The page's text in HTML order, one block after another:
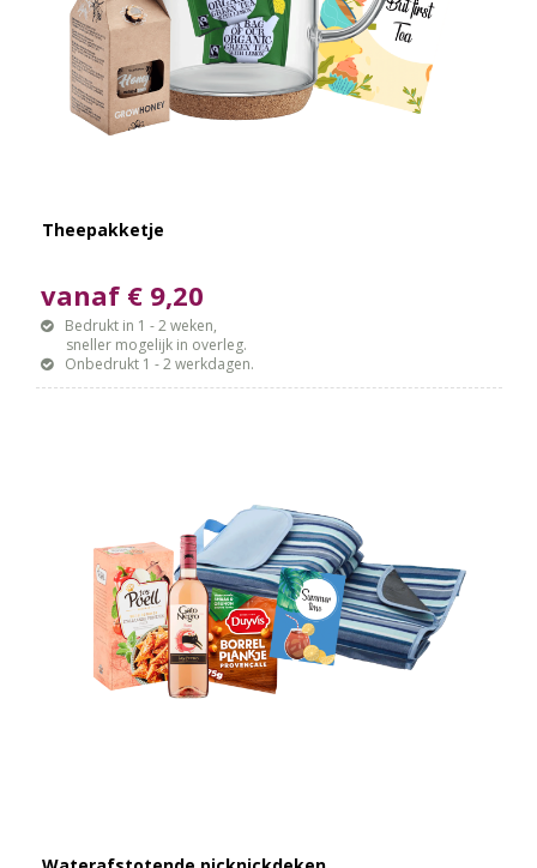
Theepakketje
vanaf € 9,20
Bedrukt in 1 - 2 weken,
sneller mogelijk in overleg.
Onbedrukt 1 - 2 werkdagen.